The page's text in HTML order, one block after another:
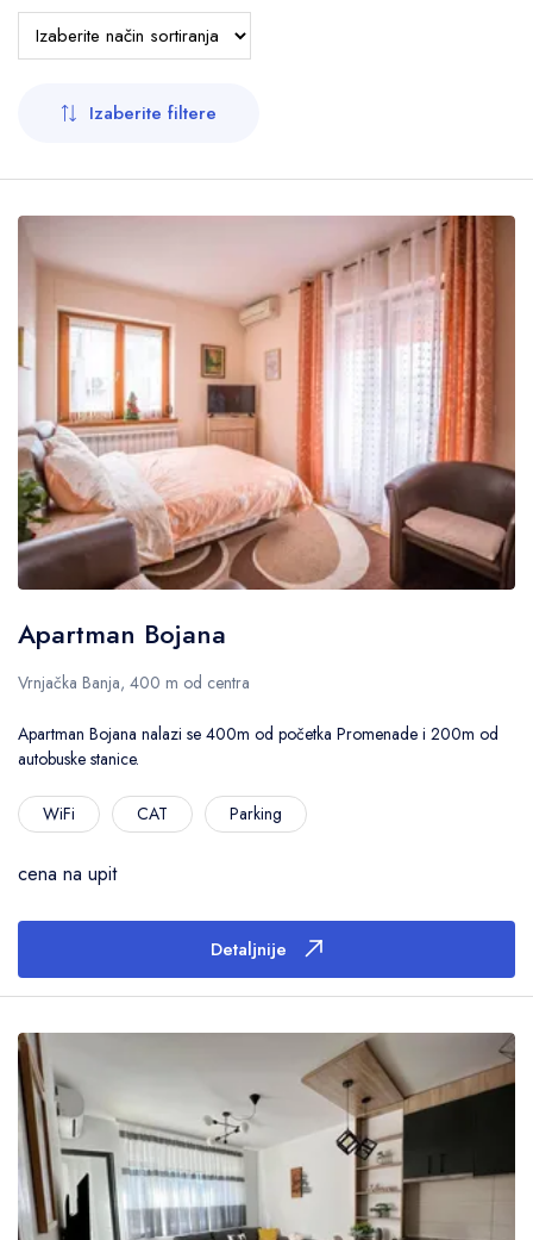
Izaberite filtere
Pansionske usluge
Noćenje sa doručkom
Polupansion
Parking
U garaži
Na ulici
Ispred objekta
Udaljenost od centra
0 km- 10 km
Apartman Bojana
Vrnjačka Banja, 400 m od centra
Apartman Bojana nalazi se 400m od početka Promenade i 200m od
autobuske stanice.
WiFi CAT Parking
cena na upit
Detaljnije